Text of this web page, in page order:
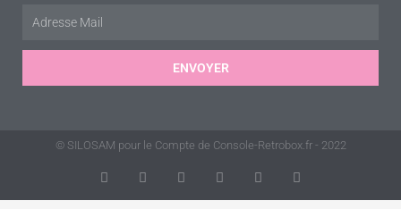
ENVOYER
© SILOSAM pour le Compte de Console-Retrobox.fr - 2022